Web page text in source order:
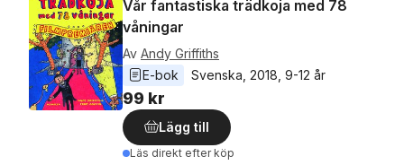
Vår fantastiska trädkoja med 78
våningar
Av Andy Griffiths
E-bok
Svenska 2018 9-12 år
99 kr
Lägg till
Läs direkt efter köp